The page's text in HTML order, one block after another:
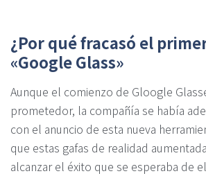
¿Por qué fracasó el
«Google Glass»
Aunque el comienzo de Gloogle
prometedor, la compañía se había
con el anuncio de esta nueva
que estas gafas de realidad
alcanzar el éxito que se esperaba de